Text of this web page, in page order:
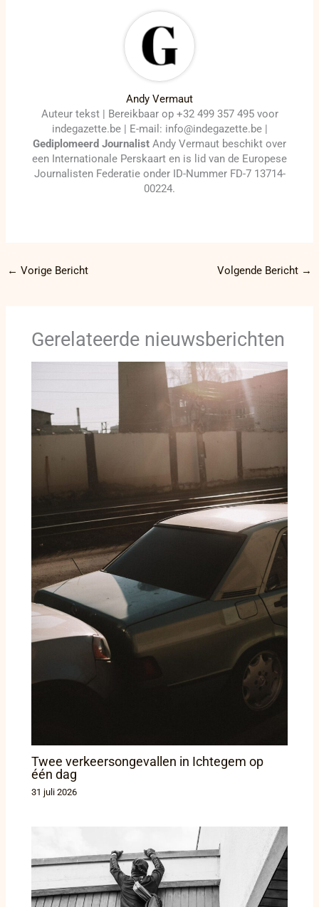
Andy Vermaut
Auteur tekst | Bereikbaar op +32 499 357 495 voor
indegazette.be | E-mail: info@indegazette.be |
Gediplomeerd Journalist Andy Vermaut beschikt over
een Internationale Perskaart en is lid van de Europese
Journalisten Federatie onder ID-Nummer FD-7 13714-
00224.
← Vorige Bericht Volgende Bericht →
Gerelateerde nieuwsberichten
Twee verkeersongevallen in Ichtegem op
één dag
31 juli 2026